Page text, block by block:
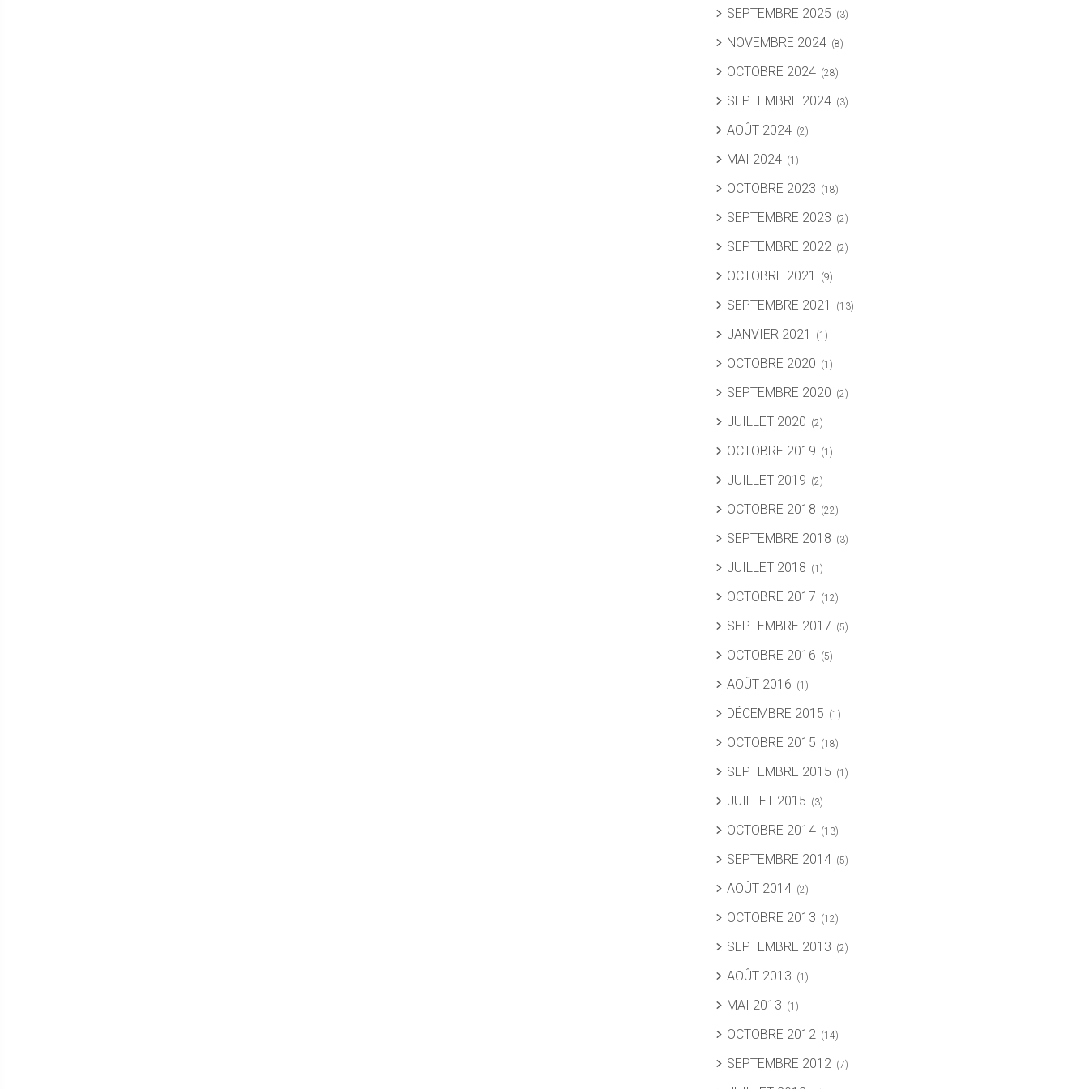
SEPTEMBRE 2025 (3)
NOVEMBRE 2024 (8)
OCTOBRE 2024 (28)
SEPTEMBRE 2024 (3)
AOÛT 2024 (2)
MAI 2024 (1)
OCTOBRE 2023 (18)
SEPTEMBRE 2023 (2)
SEPTEMBRE 2022 (2)
OCTOBRE 2021 (9)
SEPTEMBRE 2021 (13)
JANVIER 2021 (1)
OCTOBRE 2020 (1)
SEPTEMBRE 2020 (2)
JUILLET 2020 (2)
OCTOBRE 2019 (1)
JUILLET 2019 (2)
OCTOBRE 2018 (22)
SEPTEMBRE 2018 (3)
JUILLET 2018 (1)
OCTOBRE 2017 (12)
SEPTEMBRE 2017 (5)
OCTOBRE 2016 (5)
AOÛT 2016 (1)
DÉCEMBRE 2015 (1)
OCTOBRE 2015 (18)
SEPTEMBRE 2015 (1)
JUILLET 2015 (3)
OCTOBRE 2014 (13)
SEPTEMBRE 2014 (5)
AOÛT 2014 (2)
OCTOBRE 2013 (12)
SEPTEMBRE 2013 (2)
AOÛT 2013 (1)
MAI 2013 (1)
OCTOBRE 2012 (14)
SEPTEMBRE 2012 (7)